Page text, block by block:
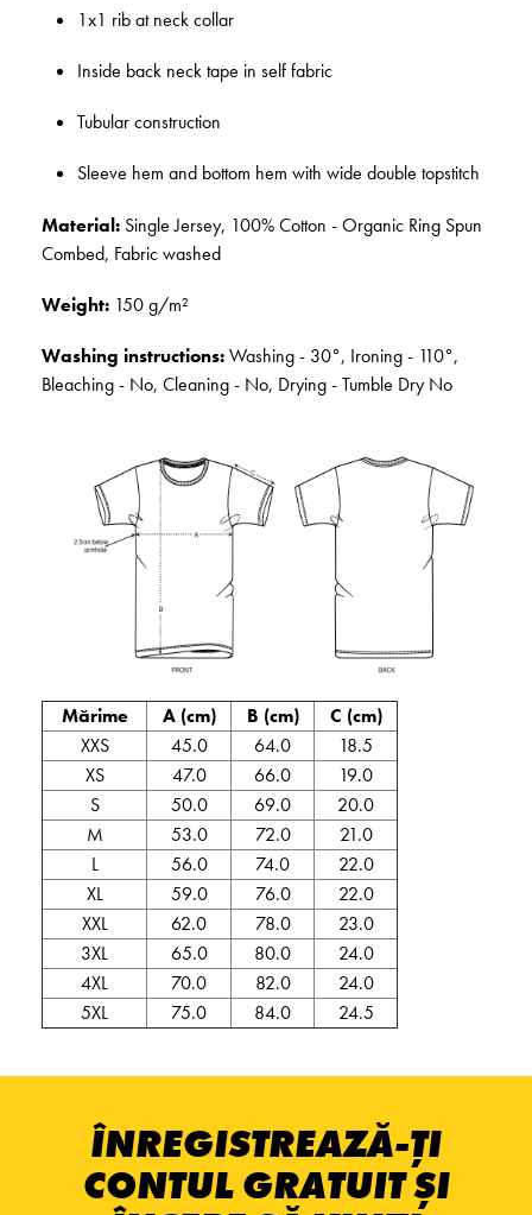
1x1 rib at neck collar
Inside back neck tape in self fabric
Tubular construction
Sleeve hem and bottom hem with wide double topstitch
Material: Single Jersey, 100% Cotton - Organic Ring Spun
Combed, Fabric washed
Weight: 150 g/m²
Washing instructions:Washing - 30°, Ironing - 110°,
Bleaching - No, Cleaning - No, Drying - Tumble Dry No
Mărime A (cm) B (cm)
C (cm)
XXS
45.0 64.0
18.5
XS
47.0 66.0
19.0
S
50.0 69.0
20.0
M
53.0 72.0
21.0
L
56.0 74.0
22.0
XL
59.0 76.0
22.0
XXL
62.0 78.0
23.0
3XL
65.0 80.0
24.0
4XL
70.0 82.0
24.0
5XL
75.0 84.0 24.5
ÎNREGISTREAZĂ-ȚI
CONTUL GRATUIT ȘI